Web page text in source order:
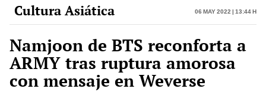
Cultura Asiática 06 May 2022 | 13:44 h
Namjoon de BTS reconforta a
ARMY tras ruptura amorosa
con mensaje en Weverse